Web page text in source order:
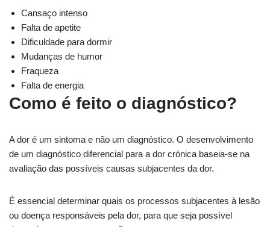
Cansaço intenso
Falta de apetite
Dificuldade para dormir
Mudanças de humor
Fraqueza
Falta de energia
Como é feito o diagnóstico?
A dor é um sintoma e não um diagnóstico. O desenvolvimento
de um diagnóstico diferencial para a dor crónica baseia-se na
avaliação das possíveis causas subjacentes da dor.
É essencial determinar quais os processos subjacentes à lesão
ou doença responsáveis pela dor, para que seja possível